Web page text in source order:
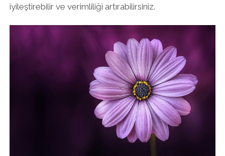
iyileştirebilir ve verimliliği artırabilirsiniz.